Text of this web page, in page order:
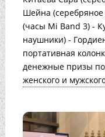
Шейна
(часы Mi Band 3) -
наушники) -
портативная
денежные призы
женского и